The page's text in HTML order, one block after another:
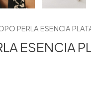
PERLA ESENCIA
ESENCIA